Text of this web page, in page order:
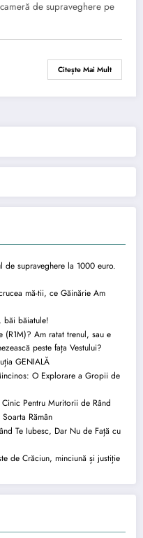
de supraveghere pe
Citește Mai Mult
de supraveghere la 1000 euro.
mă-tii, ce Găinărie Am
băi băiatule!
(R1M)? Am ratat trenul, sau e
peste fața Vestului?
GENIALĂ
O Explorare a Gropii de
Pentru Muritorii de Rând
Rămân
Te Iubesc, Dar Nu de Față cu
de Crăciun, minciună și justiție